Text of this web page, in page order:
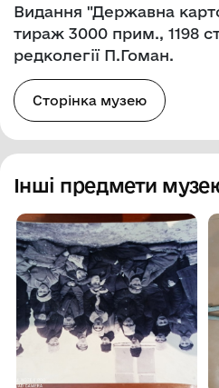
Видання "Державна
тираж 3000 прим., 1198
редколегії П.Гоман.
Сторінка музею
Інші предмети